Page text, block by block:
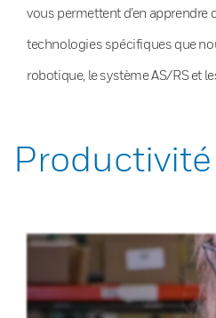
vous permettent d’en apprendre
technologies spécifiques que
robotique, le système AS/RS et
Productivité